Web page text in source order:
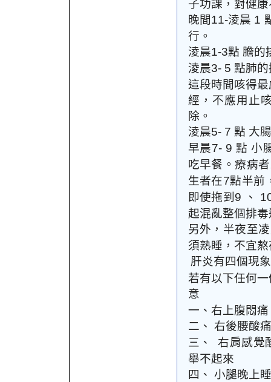
子功課，對健
晚間11-淩晨 1
行。
淩晨1-3點 膽的
淩晨3- 5 點肺
這段時間咳得
經，不應用止
除。
淩晨5- 7 點 大
早晨7- 9 點 小
吃早餐。療病
生者在7點半前
即使拖到9 、
起混亂整個排
另外，半夜至
須熟睡，不宜
肝炎有四個現象
若有以下任何
意
一、右上腹悶痛
二、 右後腰酸痛
三、
右肩感覺
舉不起來
四、 小腿晚上